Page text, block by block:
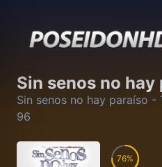
Sin senos no hay
Sin senos no hay paraíso -
96
76